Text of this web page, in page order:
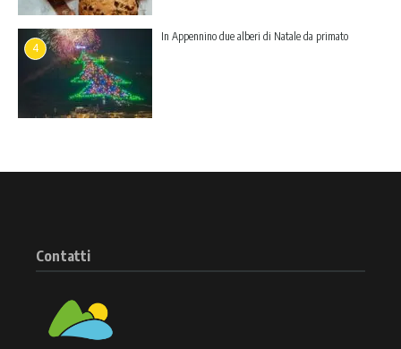
4
In Appennino due alberi di Natale da primato
Contatti